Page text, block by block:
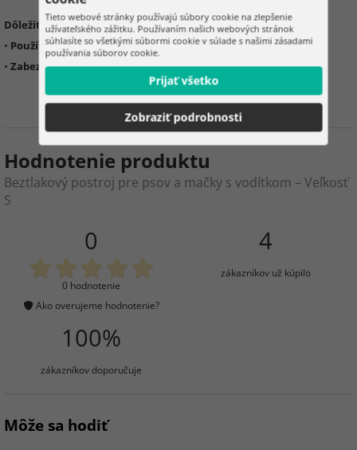
Dôležité informácie:
• Používať podľa určenia
• Zabezpečiť správnu veľkosť postroja pre maznáčika
Hodnotenie produktu
Beztlakový postroj pre psov a mačky s vodítkom – Veľkosť
S
0
0 hodnotenie
Ako overujeme hodnotenie?
4
zákazníkov už kúpilo
100%
zákazníkov doporučuje
Môže sa hodiť
Tieto webové stránky používajú súbory cookie na zlepšenie
užívateľského zážitku. Používaním našich webových stránok
súhlasíte so všetkými súbormi cookie v súlade s našimi zásadami
používania súborov cookie.
Prijať všetko
Zobraziť podrobnosti